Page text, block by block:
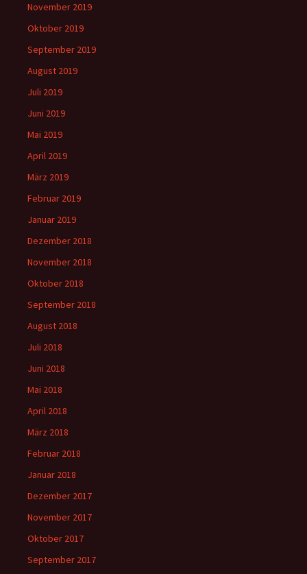
November 2019
Oktober 2019
September 2019
August 2019
Juli 2019
Juni 2019
Mai 2019
April 2019
März 2019
Februar 2019
Januar 2019
Dezember 2018
November 2018
Oktober 2018
September 2018
August 2018
Juli 2018
Juni 2018
Mai 2018
April 2018
März 2018
Februar 2018
Januar 2018
Dezember 2017
November 2017
Oktober 2017
September 2017